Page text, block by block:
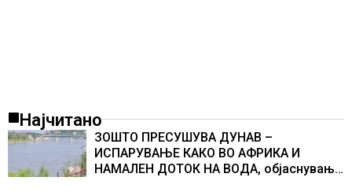
Најчитано
ЗОШТО ПРЕСУШУВА ДУНАВ –
ИСПАРУВАЊЕ КАКО ВО АФРИКА И
НАМАЛЕН ДОТОК НА ВОДА, објаснување